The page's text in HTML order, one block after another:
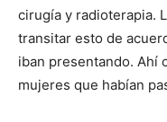
cirugía y radioterapia.
transitar esto de
iban presentando. Ahí
mujeres que habían